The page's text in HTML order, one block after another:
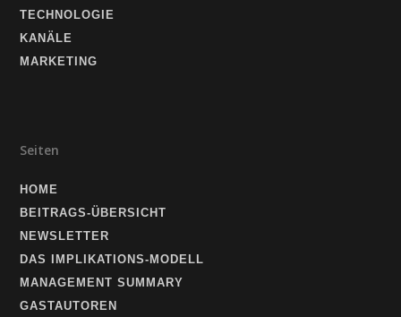
TECHNOLOGIE
KANÄLE
MARKETING
Seiten
HOME
BEITRAGS-ÜBERSICHT
NEWSLETTER
DAS IMPLIKATIONS-MODELL
MANAGEMENT SUMMARY
GASTAUTOREN